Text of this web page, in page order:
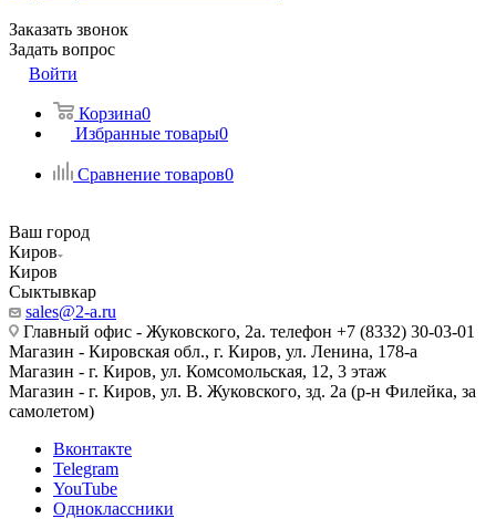
Заказать звонок
Задать вопрос
Войти
Корзина0
Избранные товары0
Сравнение товаров0
Ваш город
Киров
Киров
Сыктывкар
sales@2-a.ru
Главный офис - Жуковского, 2а. телефон +7 (8332) 30-03-01
Магазин - Кировская обл., г. Киров, ул. Ленина, 178-а
Магазин - г. Киров, ул. Комсомольская, 12, 3 этаж
Магазин - г. Киров, ул. В. Жуковского, зд. 2а (р-н Филейка, за
самолетом)
Вконтакте
Telegram
YouTube
Одноклассники